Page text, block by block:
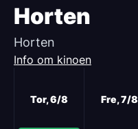
Horten
Horten
Info om kinoen
Tor, 6/8 Fre, 7/8